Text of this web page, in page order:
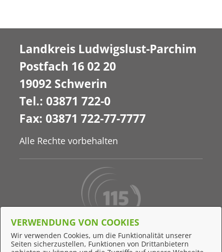
Behördennummer 115
Online-Support
Landkreis Ludwigslust-Parchim
Postfach 16 02 20
19092 Schwerin
Tel.: 03871 722-0
Fax: 03871 722-77-7777
Alle Rechte vorbehalten
VERWENDUNG VON COOKIES
Wir verwenden Cookies, um die Funktionalität unserer
Seiten sicherzustellen, Funktionen von Drittanbietern